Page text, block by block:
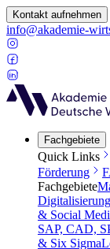
Kontakt aufnehmen
info@akademie-
Fachgebiete
Quick Links
Förderung
Fachgebiete
Digitalisierung
& Social
SAP, CAD,
& Six Sigma